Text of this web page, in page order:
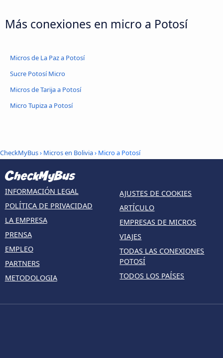
Más conexiones en micro a Potosí
Micros de La Paz a Potosí
Sucre Potosí Micro
Micros de Tarija a Potosí
Micro Tupiza a Potosí
CheckMyBus› Micros en Bolivia› Micro a Potosí
INFORMACIÓN LEGAL
POLÍTICA DE PRIVACIDAD
LA EMPRESA
PRENSA
EMPLEO
PARTNERS
METODOLOGIA
AJUSTES DE COOKIES
ARTÍCULO
EMPRESAS DE MICROS
VIAJES
TODAS LAS CONEXIONES
POTOSÍ
TODOS LOS PAÍSES